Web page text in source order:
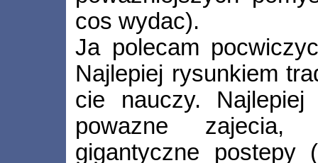
cos wydac).
Ja polecam
Najlepiej rysunkiem
cie nauczy.
powazne
gigantyczne postepy